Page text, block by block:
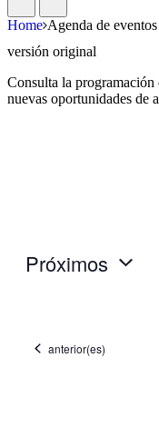
Home Agenda de eventos
versión original
Consulta la
nuevas oportunidades de
Próximos
Eventos
anterior(es)